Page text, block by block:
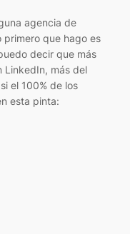
agencia de
primero que hago es
decir que más
LinkedIn, más del
el 100% de los
esta pinta: